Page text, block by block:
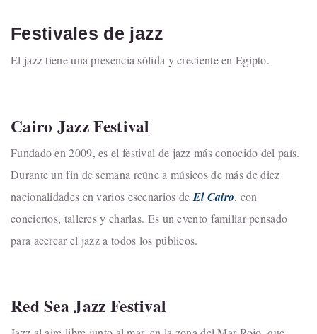
Festivales de jazz
El jazz tiene una presencia sólida y creciente en Egipto.
Cairo Jazz Festival
Fundado en 2009, es el festival de jazz más conocido del país.
Durante un fin de semana reúne a músicos de más de diez
nacionalidades en varios escenarios deEl Cairo, con
conciertos, talleres y charlas. Es un evento familiar pensado
para acercar el jazz a todos los públicos.
Red Sea Jazz Festival